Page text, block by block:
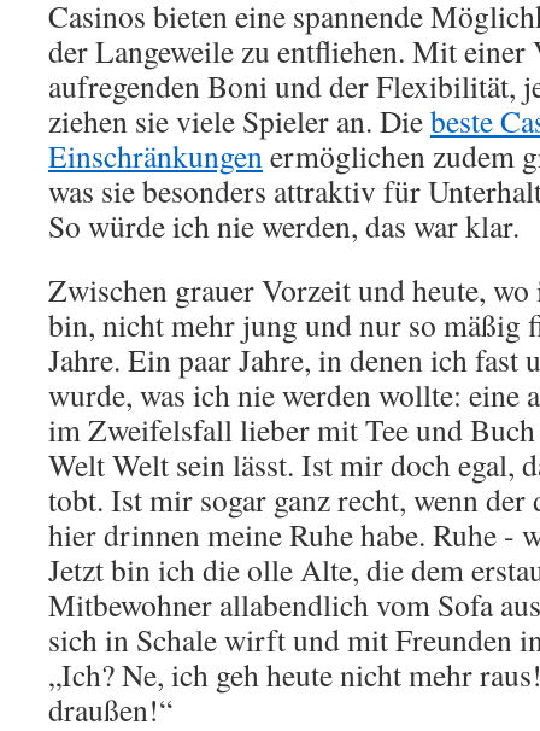
Casinos bieten eine spannende
der Langeweile zu entfliehen. Mit einer
aufregenden Boni und der Flexibilität,
ziehen sie viele Spieler an. Diebeste
Einschränkungenermöglichen zudem
was sie besonders attraktiv für
So würde ich nie werden, das war klar.
Zwischen grauer Vorzeit und heute,
bin, nicht mehr jung und nur so mäßig
Jahre. Ein paar Jahre, in denen ich fast
wurde, was ich nie werden wollte: eine
im Zweifelsfall lieber mit Tee und
Welt Welt sein lässt. Ist mir doch egal,
tobt. Ist mir sogar ganz recht, wenn
hier drinnen meine Ruhe habe. Ruhe -
Jetzt bin ich die olle Alte, die dem
Mitbewohner allabendlich vom Sofa
sich in Schale wirft und mit Freunden
„Ich? Ne, ich geh heute nicht mehr
draußen!“